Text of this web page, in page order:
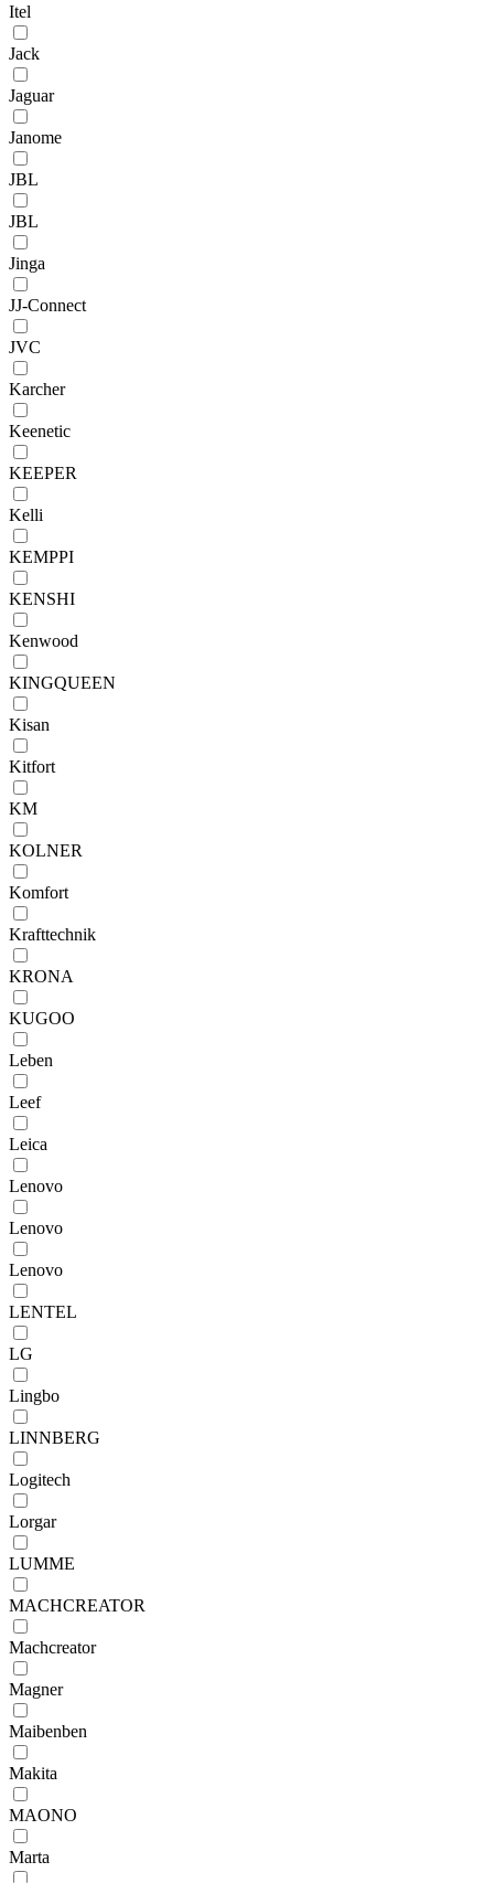
Itel
Jack
Jaguar
Janome
JBL
JBL
Jinga
JJ-Connect
JVC
Karcher
Keenetic
KEEPER
Kelli
KEMPPI
KENSHI
Kenwood
KINGQUEEN
Kisan
Kitfort
KM
KOLNER
Komfort
Krafttechnik
KRONA
KUGOO
Leben
Leef
Leica
Lenovo
Lenovo
Lenovо
LENTEL
LG
Lingbo
LINNBERG
Logitech
Lorgar
LUMME
MACHCREATOR
Machcreator
Magner
Maibenben
Makita
MAONO
Marta